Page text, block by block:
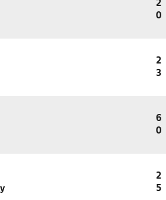
2
0
2
3
6
0
2
5